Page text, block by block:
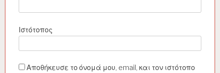
Ιστότοπος
Αποθήκευσε το όνομά μου, email, και τον ιστότοπο